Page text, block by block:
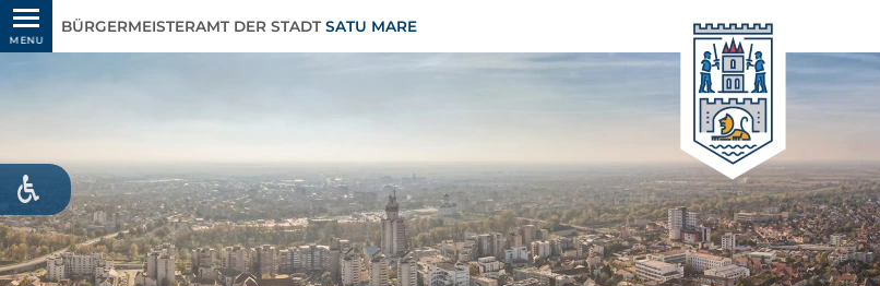
MENU
BÜRGERMEISTERAMT DER STADT SATU MARE